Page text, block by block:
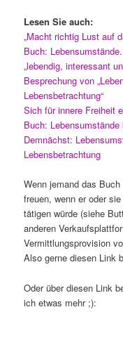
Lesen Sie auch:
„Macht richtig Lust auf
Buch:
„lebendig, interessant
Besprechung von
Lebensbetrachtung“
Sich für innere Freiheit
Buch: Lebensumstände
Demnächst:
Lebensbetrachtung
Wenn jemand das
freuen, wenn er oder
tätigen würde (siehe
anderen
Vermittlungsprovision
Also gerne diesen Link
Oder über diesen Link
ich etwas mehr ;):